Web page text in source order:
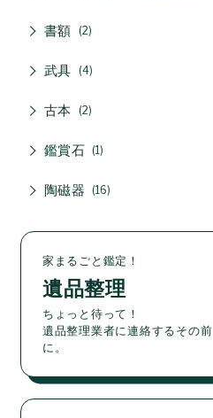
書額 2
武具 4
古本 2
鑑賞石 1
陶磁器 16
家まるごと鑑定！
遺品整理
ちょっと待って！
遺品整理業者に連絡するその前
に。